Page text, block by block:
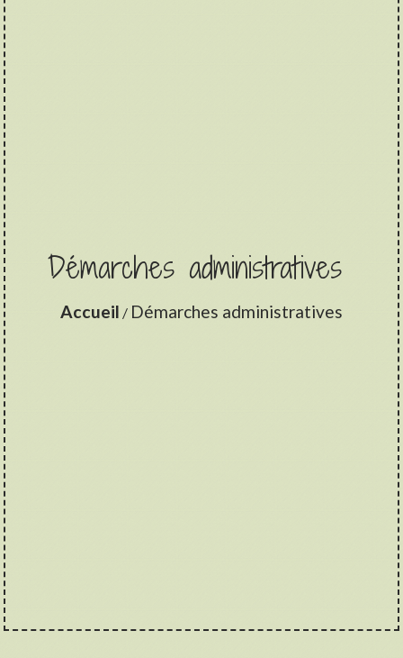
Démarches administratives
Accueil / Démarches administratives